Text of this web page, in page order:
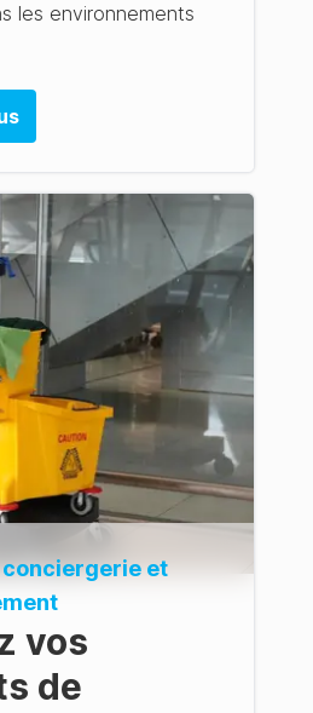
les environnements
et
vos
de